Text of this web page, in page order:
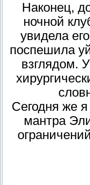
Наконец,
ночной
увидела
поспешила
взглядом.
Сегодня же
мантра